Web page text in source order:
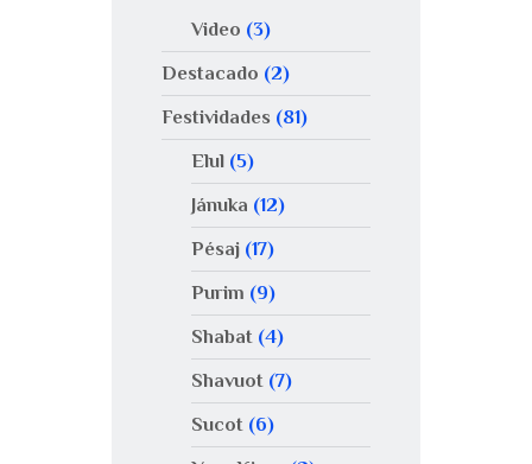
Video (3)
Destacado (2)
Festividades (81)
Elul(5)
Jánuka (12)
Pésaj(17)
Purim (9)
Shabat(4)
Shavuot(7)
Sucot(6)